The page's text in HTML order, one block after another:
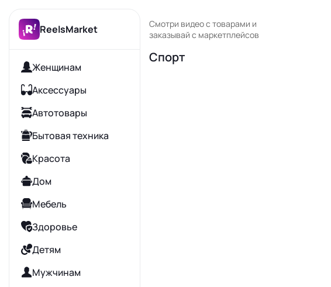
ReelsMarket
Женщинам
Аксессуары
Автотовары
Бытовая техника
Красота
Дом
Мебель
Здоровье
Детям
Мужчинам
Смотри видео с товарами и
заказывай с маркетплейсов
Спорт